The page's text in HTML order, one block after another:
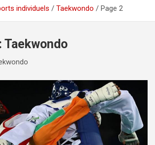
individuels Taekwondo Page 2
Taekwondo